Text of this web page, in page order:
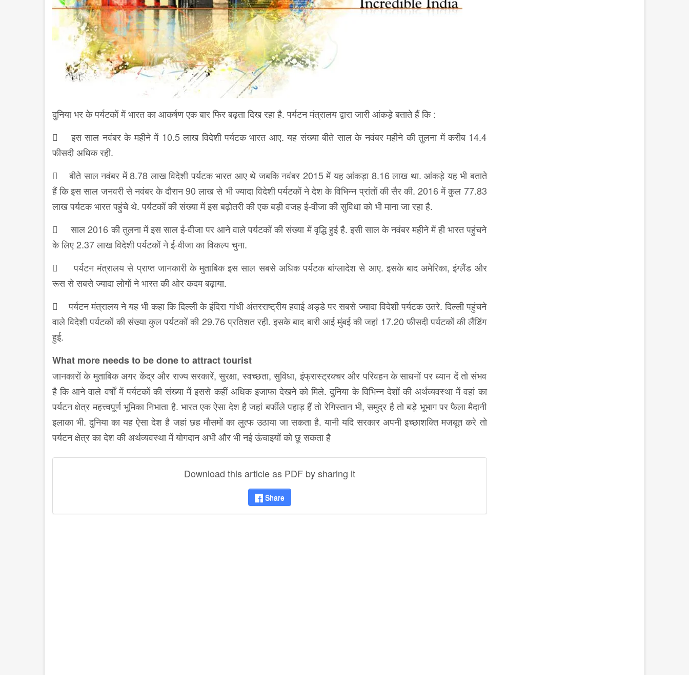
दुनिया भर के पर्यटकों में भारत का आकर्षण एक बार फिर बढ़ता दिख रहा है. पर्यटन मंत्रालय द्वारा जारी आंकड़े बताते हैं कि :
 इस साल नवंबर के महीने में 10.5 लाख विदेशी पर्यटक भारत आए. यह संख्या बीते साल के नवंबर महीने की तुलना में करीब 14.4
फीसदी अधिक रही.
 बीते साल नवंबर में 8.78 लाख विदेशी पर्यटक भारत आए थे जबकि नवंबर 2015 में यह आंकड़ा 8.16 लाख था. आंकड़े यह भी बताते
हैं कि इस साल जनवरी से नवंबर के दौरान 90 लाख से भी ज्यादा विदेशी पर्यटकों ने देश के विभिन्न प्रांतों की सैर की. 2016 में कुल 77.83
लाख पर्यटक भारत पहुंचे थे. पर्यटकों की संख्या में इस बढ़ोतरी की एक बड़ी वजह ई-वीजा की सुविधा को भी माना जा रहा है.
 साल 2016 की तुलना में इस साल ई-वीजा पर आने वाले पर्यटकों की संख्या में वृद्धि हुई है. इसी साल के नवंबर महीने में ही भारत पहुंचने
के लिए 2.37 लाख विदेशी पर्यटकों ने ई-वीजा का विकल्प चुना.
 पर्यटन मंत्रालय से प्राप्त जानकारी के मुताबिक इस साल सबसे अधिक पर्यटक बांग्लादेश से आए. इसके बाद अमेरिका, इंग्लैंड और
रूस से सबसे ज्यादा लोगों ने भारत की ओर कदम बढ़ाया.
 पर्यटन मंत्रालय ने यह भी कहा कि दिल्ली के इंदिरा गांधी अंतरराष्ट्रीय हवाई अड्डे पर सबसे ज्यादा विदेशी पर्यटक उतरे. दिल्ली पहुंचने
वाले विदेशी पर्यटकों की संख्या कुल पर्यटकों की 29.76 प्रतिशत रही. इसके बाद बारी आई मुंबई की जहां 17.20 फीसदी पर्यटकों की लैंडिंग
हुई.
What more needs to be done to attract tourist
जानकारों के मुताबिक अगर केंद्र और राज्य सरकारें, सुरक्षा, स्वच्छता, सुविधा, इंफ्रास्ट्रक्चर और परिवहन के साधनों पर ध्यान दें तो संभव
है कि आने वाले वर्षों में पर्यटकों की संख्या में इससे कहीं अधिक इजाफा देखने को मिले. दुनिया के विभिन्न देशों की अर्थव्यवस्था में वहां का
पर्यटन क्षेत्र महत्त्वपूर्ण भूमिका निभाता है. भारत एक ऐसा देश है जहां बर्फीले पहाड़ हैं तो रेगिस्तान भी, समुद्र है तो बड़े भूभाग पर फैला मैदानी
इलाका भी. दुनिया का यह ऐसा देश है जहां छह मौसमों का लुत्फ उठाया जा सकता है. यानी यदि सरकार अपनी इच्छाशक्ति मजबूत करे तो
पर्यटन क्षेत्र का देश की अर्थव्यवस्था में योगदान अभी और भी नई ऊंचाइयों को छू सकता है
Download this article as PDF by sharing it
Share